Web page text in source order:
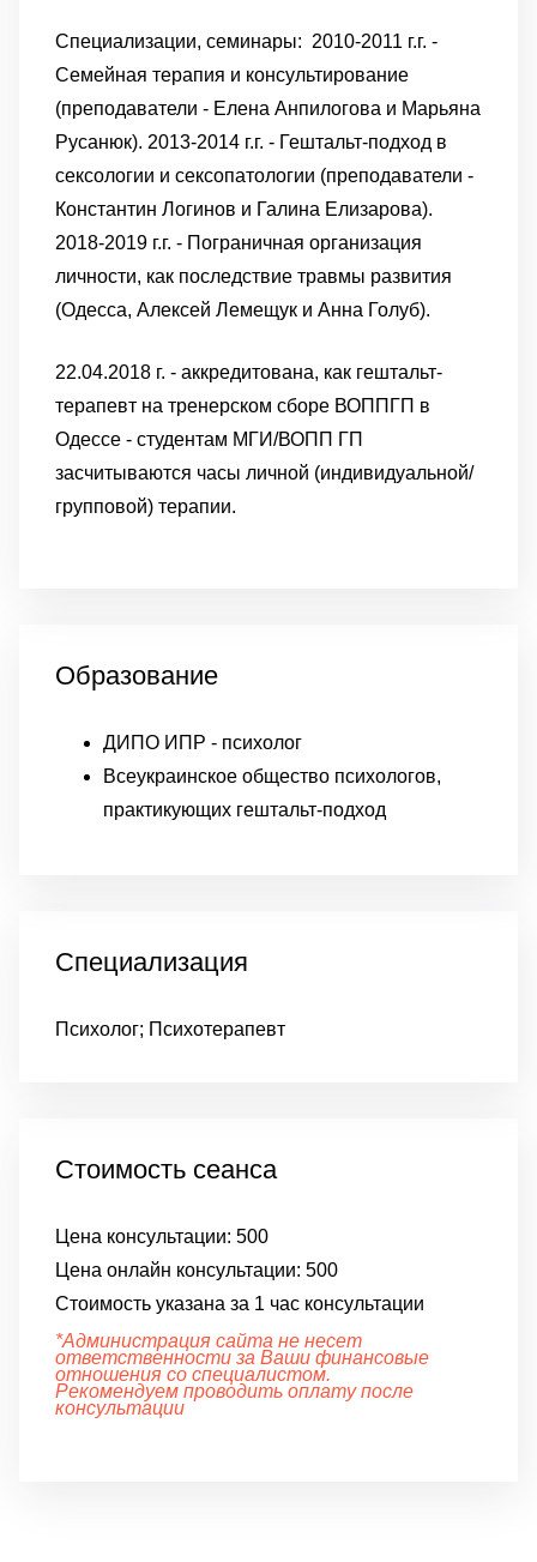
Специализации, семинары: 2010-2011 г.г. -
Семейная терапия и консультирование
(преподаватели - Елена Анпилогова и Марьяна
Русанюк). 2013-2014 г.г. - Гештальт-подход в
сексологии и сексопатологии (преподаватели -
Константин Логинов и Галина Елизарова).
2018-2019 г.г. - Пограничная организация
личности, как последствие травмы развития
(Одесса, Алексей Лемещук и Анна Голуб).
22.04.2018 г. - аккредитована, как гештальт-
терапевт на тренерском сборе ВОППГП в
Одессе - студентам МГИ/ВОПП ГП
засчитываются часы личной (индивидуальной/
групповой) терапии.
Образование
ДИПО ИПР - психолог
Всеукраинское общество психологов,
практикующих гештальт-подход
Специализация
Психолог; Психотерапевт
Стоимость сеанса
Цена консультации: 500
Цена онлайн консультации: 500
Стоимость указана за 1 час консультации
*Администрация сайта не несет
ответственности за Ваши финансовые
отношения со специалистом.
Рекомендуем проводить оплату после
консультации